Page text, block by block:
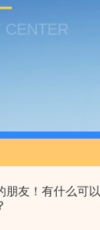
朋友！有什么可以
CENTER